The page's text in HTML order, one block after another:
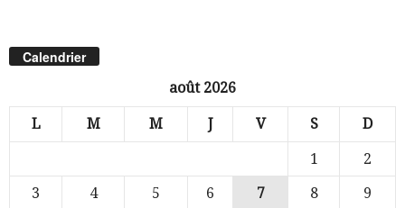
Calendrier
août 2026
L M M J V S D
1
2
3
4 5 6 7 8
9